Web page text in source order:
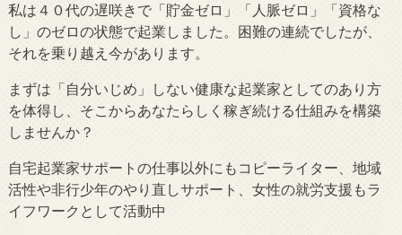
私は４０代の遅咲きで「貯金ゼロ」「人脈ゼロ」「資格な
し」のゼロの状態で起業しました。困難の連続でしたが、
それを乗り越え今があります。
まずは「自分いじめ」しない健康な起業家としてのあり方
を体得し、そこからあなたらしく稼ぎ続ける仕組みを構築
しませんか？
自宅起業家サポートの仕事以外にもコピーライター、地域
活性や非行少年のやり直しサポート、女性の就労支援もラ
イフワークとして活動中